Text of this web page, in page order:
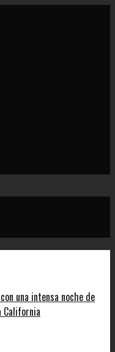
una intensa noche de
California